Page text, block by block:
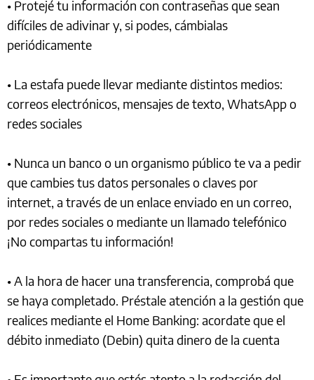
• Protejé tu información con contraseñas que sean
difíciles de adivinar y, si podes, cámbialas
periódicamente
• La estafa puede llevar mediante distintos medios:
correos electrónicos, mensajes de texto, WhatsApp o
redes sociales
• Nunca un banco o un organismo público te va a pedir
que cambies tus datos personales o claves por
internet, a través de un enlace enviado en un correo,
por redes sociales o mediante un llamado telefónico
¡No compartas tu información!
• A la hora de hacer una transferencia, comprobá que
se haya completado. Préstale atención a la gestión que
realices mediante el Home Banking: acordate que el
débito inmediato (Debin) quita dinero de la cuenta